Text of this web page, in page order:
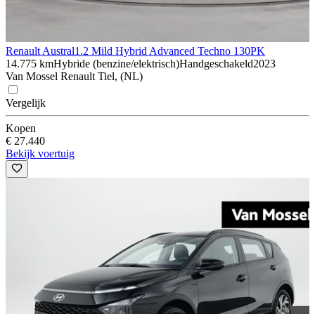
Renault Austral1.2 Mild Hybrid Advanced Techno 130PK
14.775 kmHybride (benzine/elektrisch)Handgeschakeld2023
Van Mossel Renault Tiel, (NL)
Vergelijk
Kopen
€ 27.440
Bekijk voertuig